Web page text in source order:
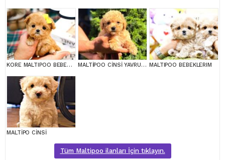
KORE MALTIPOO BEBEKLERIM MALTİPOO CİNSİ YAVRULAR EV ÜRETİMİ MALTIPOO BEBEKLERIM
MALTİPO CİNSİ
Tüm Maltipoo ilanları İçin tıklayın.